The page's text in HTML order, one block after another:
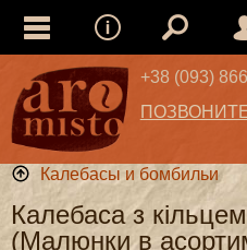
+38 (093)
Калебасы и бомбильи
Калебаса з
(Малюнки в